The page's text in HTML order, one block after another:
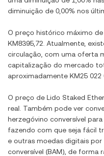
diminuição de 0,00% nos
O preço histórico máximo de
KM8395,72 . Atualmente,
circulação, com uma oferta
capitalização do mercado
aproximadamente KM25 022
O preço de Lido Staked Ether
real. Também pode ver
herzegóvino conversível
fazendo com que seja fácil
e outras moedas digitais por
conversível (BAM), de forma